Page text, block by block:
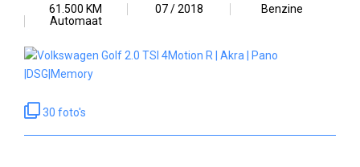
61.500 KM 07 / 2018
Benzine
Automaat
30 foto's